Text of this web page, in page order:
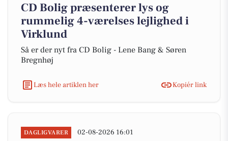
CD Bolig præsenterer lys og
rummelig 4-værelses lejlighed i
Virklund
Så er der nyt fra CD Bolig - Lene Bang & Søren
Bregnhøj
Læs hele artiklen her Kopiér link
DAGLIGVARER 02-08-2026 16:01